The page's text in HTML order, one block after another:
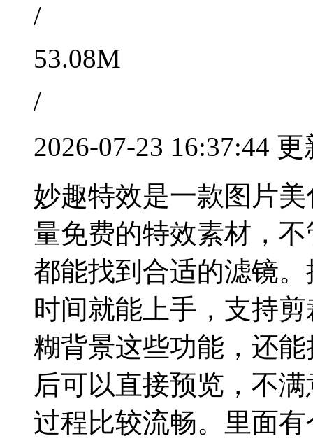
/
53.08M
/
2026-07-23 16:37:44 更
妙趣特效是一款图片
量免费的特效素材，
都能找到合适的滤镜
时间就能上手，支持
糊背景这些功能，还
后可以直接预览，不
过程比较流畅。里面